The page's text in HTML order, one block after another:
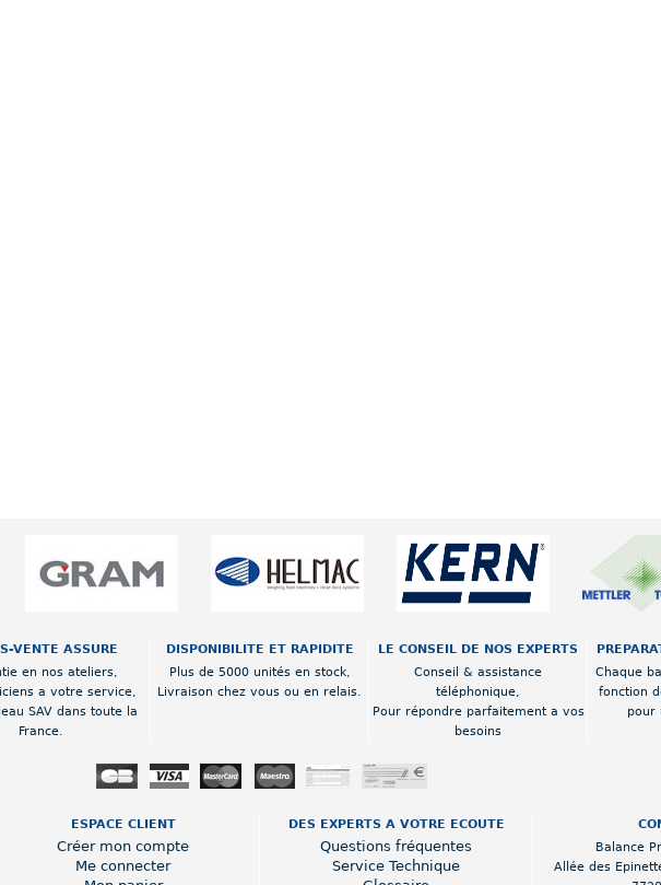
VENTE ASSURE
en nos ateliers,
a votre service,
SAV dans toute la
France.
DISPONIBILITE ET RAPIDITE
Plus de 5000 unités en stock,
Livraison chez vous ou en relais.
LE CONSEIL DE NOS EXPERTS
Conseil & assistance
téléphonique,
Pour répondre parfaitement a vos
besoins
Chaque
fonction
pour
ESPACE CLIENT
Créer mon compte
Me connecter
DES EXPERTS A VOTRE ECOUTE
Questions fréquentes
Service Technique
Balance
Allée des